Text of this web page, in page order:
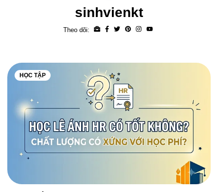
sinhvienkt
Theo dõi:
HỌC TẬP